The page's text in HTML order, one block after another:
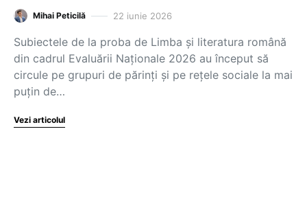
Mihai Peticilă 22 iunie 2026
Subiectele de la proba de Limba și literatura română
din cadrul Evaluării Naționale 2026 au început să
circule pe grupuri de părinți și pe rețele sociale la mai
puțin de…
Vezi articolul